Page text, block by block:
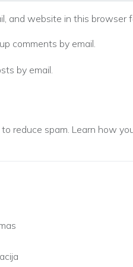
and website in this browser
comments by email.
by email.
reduce spam. Learn how